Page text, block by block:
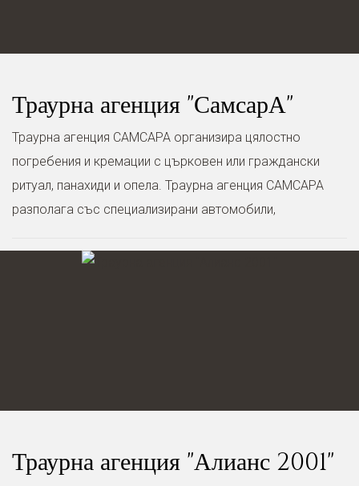
Траурна агенция "СамсарА"
Траурна агенция САМСАРА организира цялостно
погребения и кремации с църковен или граждански
ритуал, панахиди и опела. Траурна агенция САМСАРА
разполага със специализирани автомобили,
Траурна агенция "Алианс 2001"